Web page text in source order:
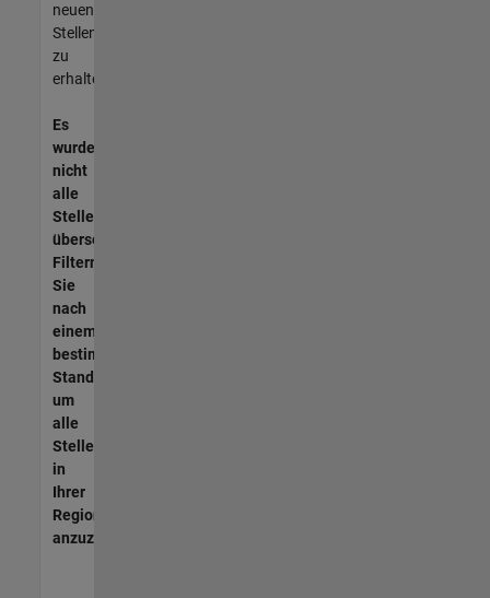
neuen
Stellenangeboten
zu
erhalten.
Es
wurden
nicht
alle
Stellen
übersetzt.
Filtern
Sie
nach
einem
bestimmten
Standort,
um
alle
Stellenangebote
in
Ihrer
Region
anzuzeigen.